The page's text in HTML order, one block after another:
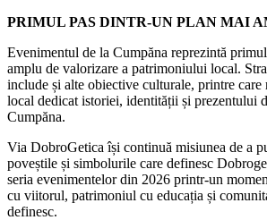
PRIMUL PAS DINTR-UN PLAN MAI
Evenimentul de la Cumpăna reprezintă
amplu de valorizare a patrimoniului local.
include și alte obiective culturale, printre care
local dedicat istoriei, identității și prezentului
Cumpăna.
Via DobroGetica își continuă misiunea de a
poveștile și simbolurile care definesc
seria evenimentelor din 2026 printr-un
cu viitorul, patrimoniul cu educația și
definesc.